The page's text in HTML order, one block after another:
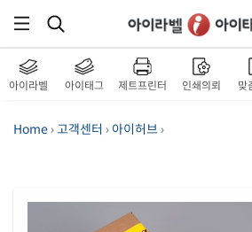
아이라벨 아이태그 제트프린터 인쇄의뢰 맞
Home›고객센터 › 아이허브 ›